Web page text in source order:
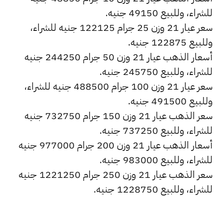
للشراء، وللبيع 49150 جنيه.
سعر عيار 21 وزن 25 جرام 122125 جنيه للشراء،
وللبيع 122875 جنيه.
أسعار الذهب عيار 21 وزن 50 جرام 244250 جنيه
للشراء، وللبيع 245750 جنيه.
سعر عيار 21 وزن 100 جرام 488500 جنيه للشراء،
وللبيع 491500 جنيه.
سعر الذهب عيار 21 وزن 150 جرام 732750 جنيه
للشراء، وللبيع 737250 جنيه.
أسعار الذهب عيار 21 وزن 200 جرام 977000 جنيه
للشراء، وللبيع 983000 جنيه.
سعر الذهب عيار 21 وزن 250 جرام 1221250 جنيه
للشراء، وللبيع 1228750 جنيه.